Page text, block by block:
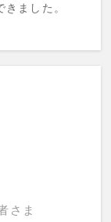
ました。
さま